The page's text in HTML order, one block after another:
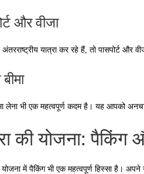
और वीजा
यात्रा कर रहे हैं, तो पासपोर्ट और
लेना भी एक महत्वपूर्ण कदम है। यह आपको
की योजना: पैकिंग
योजना में पैकिंग भी एक महत्वपूर्ण हिस्सा है।